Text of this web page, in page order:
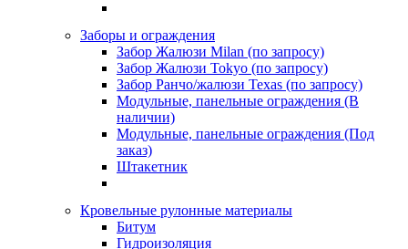
Заборы и ограждения
Забор Жалюзи Milan (по запросу)
Забор Жалюзи Tokyo (по запросу)
Забор Ранчо/жалюзи Texas (по запросу)
Модульные, панельные ограждения (В
наличии)
Модульные, панельные ограждения (Под
заказ)
Штакетник
Кровельные рулонные материалы
Битум
Гидроизоляция